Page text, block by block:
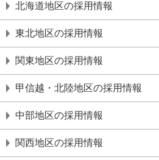
北海道地区の採用情報
東北地区の採用情報
関東地区の採用情報
甲信越・北陸地区の採用情報
中部地区の採用情報
関西地区の採用情報